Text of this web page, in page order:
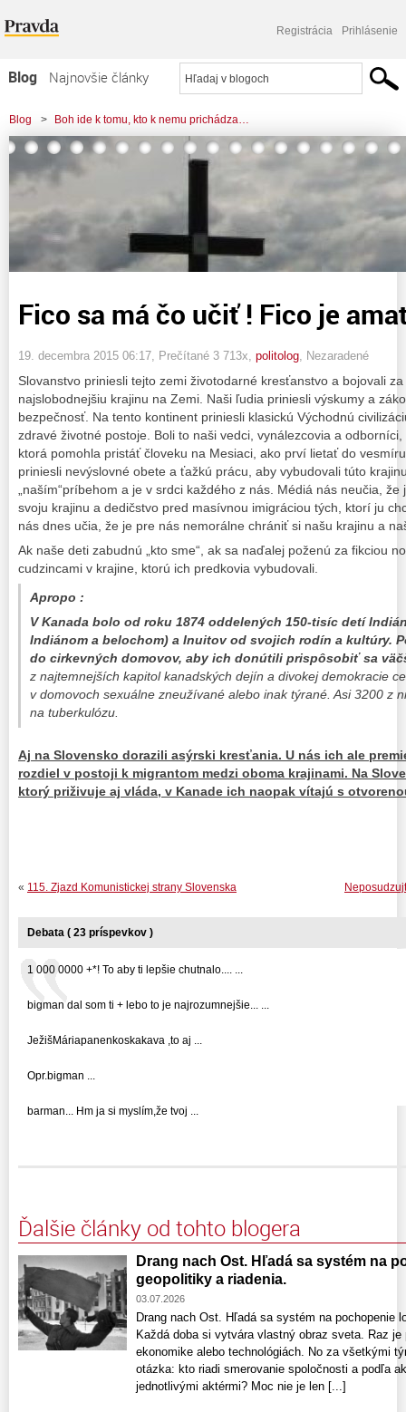
Registrácia Prihlásenie
Blog
Najnovšie články
Najčítanejšie články
Najkomentovanejšie články
Zoznam blogov
Komerčné blogy
Blog > Boh ide k tomu, kto k nemu prichádza…
> Fico sa má čo učiť ! Fico je amatér !
Fico sa má čo učiť ! Fico je
19. decembra 2015 06:17 , Prečítané 3 713x, politolog Nezaradené
Slovanstvo priniesli tejto zemi životodarné kresťanstvo a bojovali
najslobodnejšiu krajinu na Zemi. Naši ľudia priniesli výskumy a
bezpečnosť. Na tento kontinent priniesli klasickú Východnú
zdravé životné postoje. Boli to naši vedci, vynálezcovia a
ktorá pomohla pristáť človeku na Mesiaci, ako prví lietať do
priniesli nevýslovné obete a ťažkú prácu, aby vybudovali túto
„naším“príbehom a je v srdci každého z nás. Médiá nás neučia,
svoju krajinu a dedičstvo pred masívnou imigráciou tých, ktorí ju
nás dnes učia, že je pre nás nemorálne chrániť si našu krajinu a
Ak naše deti zabudnú „kto sme“, ak sa naďalej poženú za fikciou
cudzincami v krajine, ktorú ich predkovia vybudovali.
Apropo :
V Kanada bolo od roku 1874 oddelených 150-tisíc detí
Indiánom a belochom) a Inuitov od svojich rodín a kultúry.
do cirkevných domovov, aby ich donútili prispôsobiť sa
z najtemnejších kapitol kanadských dejín a divokej demokracie
v domovoch sexuálne zneužívané alebo inak týrané. Asi 3200 z
na tuberkulózu.
Aj na Slovensko dorazili asýrski kresťania. U nás ich ale
rozdiel v postoji k migrantom medzi oboma krajinami. Na
ktorý priživuje aj vláda, v Kanade ich naopak vítajú s
« 115. Zjazd Komunistickej strany Slovenska
Debata ( 23 príspevkov )
1 000 0000 +*! To aby ti lepšie chutnalo.... ...
bigman dal som ti + lebo to je najrozumnejšie... ...
JežišMáriapanenkoskakava ,to aj ...
Opr.bigman ...
barman... Hm ja si myslím,že tvoj ...
Ďalšie články od tohto blogera
Drang nach Ost. Hľadá sa systém na
geopolitiky a riadenia.
03.07.2026
Drang nach Ost. Hľadá sa systém na pochopenie
Každá doba si vytvára vlastný obraz sveta. Raz
ekonomike alebo technológiách. No za všetkými
otázka: kto riadi smerovanie spoločnosti a podľa
jednotlivými aktérmi? Moc nie je len [...]